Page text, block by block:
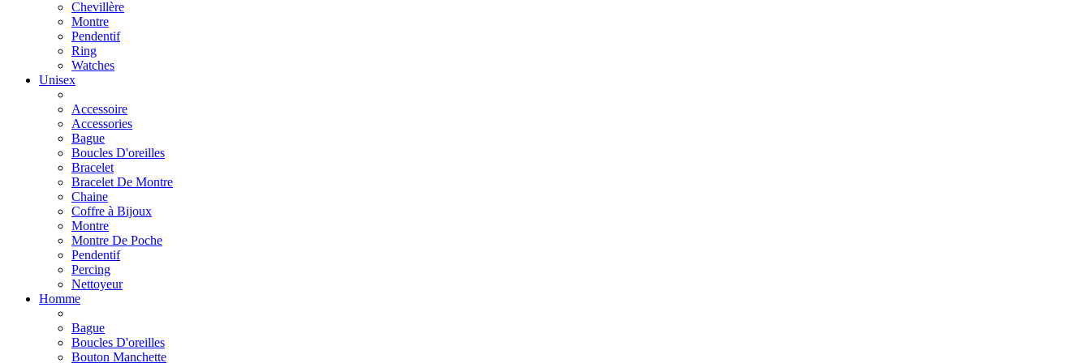
Chevillère
Montre
Pendentif
Ring
Watches
Unisex
Accessoire
Accessories
Bague
Boucles D'oreilles
Bracelet
Bracelet De Montre
Chaine
Coffre à Bijoux
Montre
Montre De Poche
Pendentif
Percing
Nettoyeur
Homme
Bague
Boucles D'oreilles
Bouton Manchette